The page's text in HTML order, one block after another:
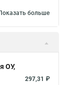
больше
ОУ,
297,31 ₽